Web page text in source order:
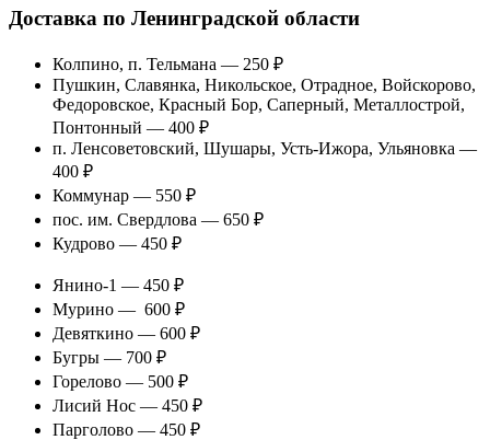
Доставка по Ленинградской области
Колпино, п. Тельмана — 250 ₽
Пушкин, Славянка, Никольское, Отрадное, Войскорово,
Федоровское, Красный Бор, Саперный, Металлострой,
Понтонный — 400 ₽
п. Ленсоветовский, Шушары, Усть-Ижора, Ульяновка —
400 ₽
Коммунар — 550 ₽
пос. им. Свердлова — 650 ₽
Кудрово — 450 ₽
Янино-1 — 450 ₽
Мурино — 600 ₽
Девяткино — 600 ₽
Бугры — 700 ₽
Горелово — 500 ₽
Лисий Нос — 450 ₽
Парголово — 450 ₽